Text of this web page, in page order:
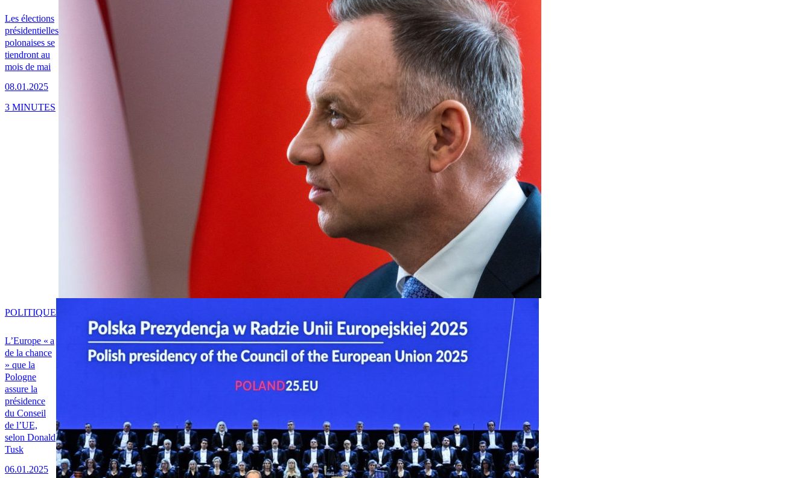
Les élections
présidentielles
polonaises se
tiendront au
mois de mai
08.01.2025
3 MINUTES
L’Europe « a
de la chance
» que la
Pologne
assure la
présidence
du Conseil
de l’UE,
selon Donald
Tusk
06.01.2025
POLITIQUE